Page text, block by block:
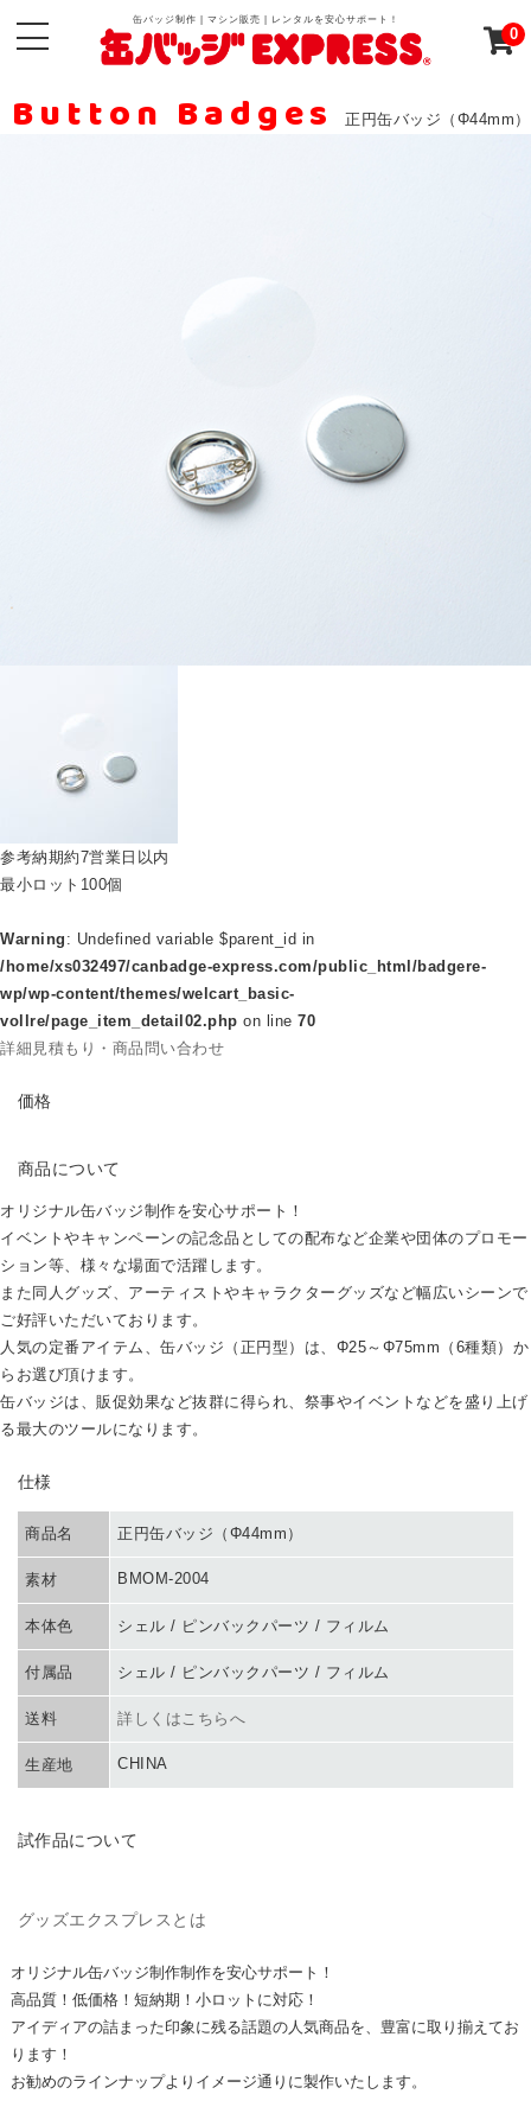
缶バッジ制作 | マシン販売 | レンタルを安心サポート！
0
Button Badges 正円缶バッジ（Φ44mm）
参考納期約7営業日以内
最小ロット 100個
Warning : Undefined variable $parent_id in
/home/xs032497/canbadge-express.com/public_html/badgere-
wp/wp-content/themes/welcart_basic-
vollre/page_item_detail02.php on line 70
詳細見積もり・商品問い合わせ
価格
商品について
オリジナル缶バッジ制作を安心サポート！
イベントやキャンペーンの記念品としての配布など企業や団体のプロモー
ション等、様々な場面で活躍します。
また同人グッズ、アーティストやキャラクターグッズなど幅広いシーンで
ご好評いただいております。
人気の定番アイテム、缶バッジ（正円型）は、Φ25～Φ75mm（6種類）か
らお選び頂けます。
缶バッジは、販促効果など抜群に得られ、祭事やイベントなどを盛り上げ
る最大のツールになります。
仕様
商品名 正円缶バッジ（Φ44mm）
素材 BMOM-2004
本体色 シェル / ピンバックパーツ / フィルム
付属品 シェル / ピンバックパーツ / フィルム
送料 詳しくはこちらへ
生産地 CHINA
試作品について
グッズエクスプレスとは
オリジナル缶バッジ制作制作を安心サポート！
高品質！低価格！短納期！ 小ロットに対応！
アイディアの詰まった印象に残る話題の人気商品を、豊富に取り揃えてお
ります！
お勧めのラインナップよりイメージ通りに製作いたします。